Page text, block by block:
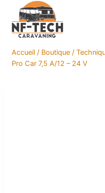
contenu
Accueil / Boutique /
Pro Car 7,5 A/12 – 24 V